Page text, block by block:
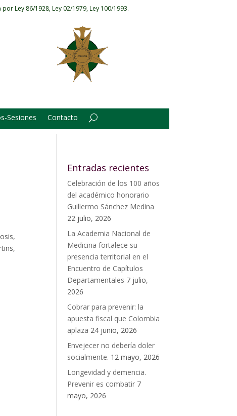
Ley 86/1928, Ley 02/1979, Ley 100/1993.
Sesiones Contacto
Entradas recientes
Celebración de los 100 años
del académico honorario
Guillermo Sánchez Medina
22 julio, 2026
La Academia Nacional de
Medicina fortalece su
presencia territorial en el
Encuentro de Capítulos
Departamentales 7 julio,
2026
Cobrar para prevenir: la
apuesta fiscal que Colombia
aplaza 24 junio, 2026
Envejecer no debería doler
socialmente. 12 mayo, 2026
Longevidad y demencia.
Prevenir es combatir 7
mayo, 2026